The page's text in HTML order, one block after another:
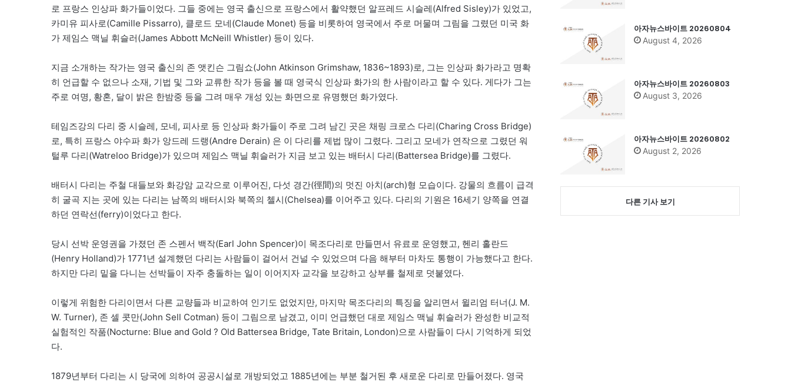
로 프랑스 인상파 화가들이었다. 그들 중에는 영국 출신으로 프랑스에서 활약했던 알프레드 시슬레(Alfred Sisley)가 있었고,
카미유 피사로(Camille Pissarro), 클로드 모네(Claude Monet) 등을 비롯하여 영국에서 주로 머물며 그림을 그렸던 미국 화
가 제임스 맥닐 휘슬러(James Abbott McNeill Whistler) 등이 있다.
지금 소개하는 작가는 영국 출신의 존 앳킨슨 그림쇼(John Atkinson Grimshaw, 1836~1893)로, 그는 인상파 화가라고 명확
히 언급할 수 없으나 소재, 기법 및 그와 교류한 작가 등을 볼 때 영국식 인상파 화가의 한 사람이라고 할 수 있다. 게다가 그는
주로 여명, 황혼, 달이 밝은 한밤중 등을 그려 매우 개성 있는 화면으로 유명했던 화가였다.
테임즈강의 다리 중 시슬레, 모네, 피사로 등 인상파 화가들이 주로 그려 남긴 곳은 채링 크로스 다리(Charing Cross Bridge)
로, 특히 프랑스 야수파 화가 앙드레 드랭(Andre Derain) 은 이 다리를 제법 많이 그렸다. 그리고 모네가 연작으로 그렸던 워
털루 다리(Watreloo Bridge)가 있으며 제임스 맥닐 휘슬러가 지금 보고 있는 배터시 다리(Battersea Bridge)를 그렸다.
배터시 다리는 주철 대들보와 화강암 교각으로 이루어진, 다섯 경간(徑間)의 멋진 아치(arch)형 모습이다. 강물의 흐름이 급격
히 굴곡 지는 곳에 있는 다리는 남쪽의 배터시와 북쪽의 첼시(Chelsea)를 이어주고 있다. 다리의 기원은 16세기 양쪽을 연결
하던 연락선(ferry)이었다고 한다.
당시 선박 운영권을 가졌던 존 스펜서 백작(Earl John Spencer)이 목조다리로 만들면서 유료로 운영했고, 헨리 홀란드
(Henry Holland)가 1771년 설계했던 다리는 사람들이 걸어서 건널 수 있었으며 다음 해부터 마차도 통행이 가능했다고 한다.
하지만 다리 밑을 다니는 선박들이 자주 충돌하는 일이 이어지자 교각을 보강하고 상부를 철제로 덧붙였다.
이렇게 위험한 다리이면서 다른 교량들과 비교하여 인기도 없었지만, 마지막 목조다리의 특징을 알리면서 윌리엄 터너(J. M.
W. Turner), 존 셀 콧만(John Sell Cotman) 등이 그림으로 남겼고, 이미 언급했던 대로 제임스 맥닐 휘슬러가 완성한 비교적
실험적인 작품(Nocturne: Blue and Gold ? Old Battersea Bridge, Tate Britain, London)으로 사람들이 다시 기억하게 되었
다.
1879년부터 다리는 시 당국에 의하여 공공시설로 개방되었고 1885년에는 부분 철거된 후 새로운 다리로 만들어졌다. 영국
아자뉴스바이트 20260804
August 4, 2026
아자뉴스바이트 20260803
August 3, 2026
아자뉴스바이트 20260802
August 2, 2026
다른 기사 보기